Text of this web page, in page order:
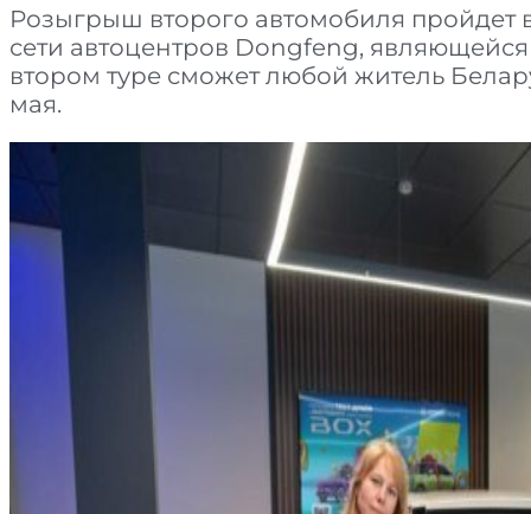
Розыгрыш второго автомобиля пройдет
сети автоцентров Dongfeng,
втором туре сможет любой житель
мая.